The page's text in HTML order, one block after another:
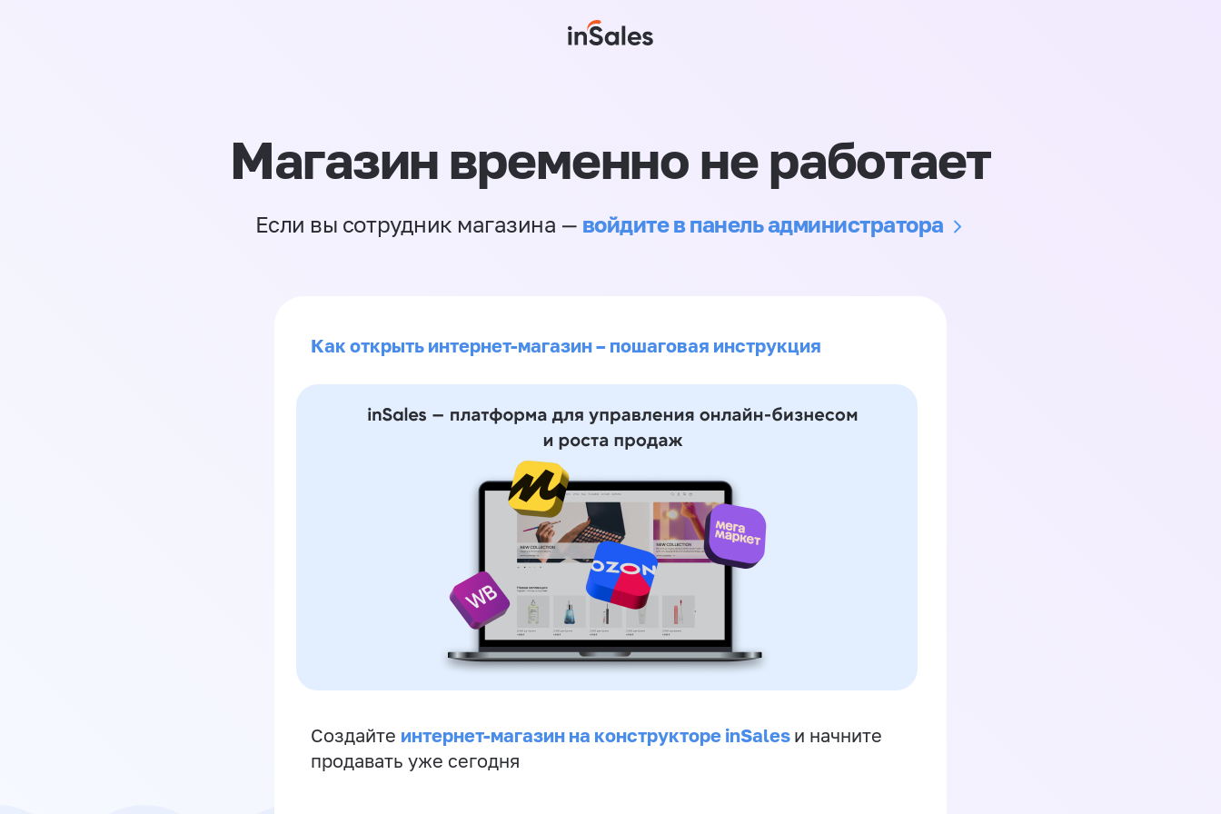
Магазин временно не работает
Если вы сотрудник магазина — войдите в панель администратора
Как открыть интернет-магазин – пошаговая инструкция
Создайте интернет-магазин на конструкторе inSales и начните
продавать уже сегодня